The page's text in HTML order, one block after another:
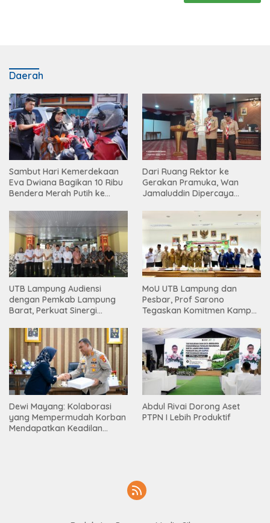
Daerah
Sambut Hari Kemerdekaan
Eva Dwiana Bagikan 10 Ribu
Bendera Merah Putih ke
Dari Ruang Rektor ke
Gerakan Pramuka, Wan
Jamaluddin Dipercaya
UTB Lampung Audiensi
dengan Pemkab Lampung
Barat, Perkuat Sinergi
Tinggi
MoU UTB Lampung dan
Pesbar, Prof Sarono
Tegaskan Komitmen Kampus
Masyarakat
Dewi Mayang: Kolaborasi
yang Mempermudah Korban
Mendapatkan Keadilan
Abdul Rivai Dorong Aset
PTPN I Lebih Produktif